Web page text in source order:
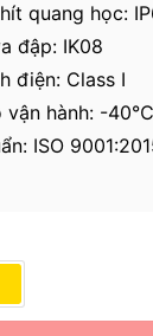
quang học:
đập: IK08
điện: Class I
vận hành: -
ISO